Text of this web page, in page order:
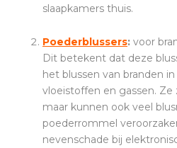
slaapkamers thuis.
Poederblussers: voor
Dit betekent dat deze
het blussen van branden
vloeistoffen en gassen.
maar kunnen ook veel
poederrommel
nevenschade bij